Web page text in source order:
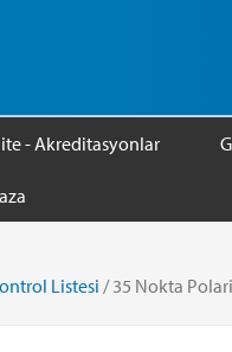
- Akreditasyonlar
Listesi /35 Nokta